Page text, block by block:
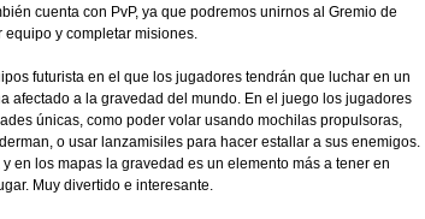
cuenta con PvP, ya que podremos unirnos al Gremio de
y completar misiones.
futurista en el que los jugadores tendrán que luchar en un
afectado a la gravedad del mundo. En el juego los jugadores
únicas, como poder volar usando mochilas propulsoras,
o usar lanzamisiles para hacer estallar a sus enemigos.
en los mapas la gravedad es un elemento más a tener en
Muy divertido e interesante.